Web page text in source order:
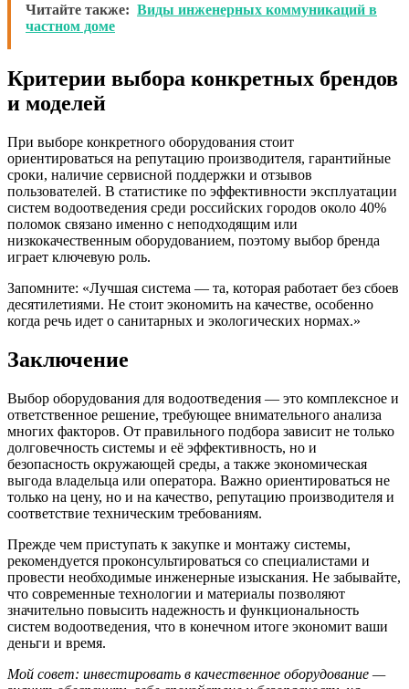
Читайте также: Виды инженерных коммуникаций в
частном доме
Критерии выбора конкретных брендов
и моделей
При выборе конкретного оборудования стоит
ориентироваться на репутацию производителя, гарантийные
сроки, наличие сервисной поддержки и отзывов
пользователей. В статистике по эффективности эксплуатации
систем водоотведения среди российских городов около 40%
поломок связано именно с неподходящим или
низкокачественным оборудованием, поэтому выбор бренда
играет ключевую роль.
Запомните: «Лучшая система — та, которая работает без сбоев
десятилетиями. Не стоит экономить на качестве, особенно
когда речь идет о санитарных и экологических нормах.»
Заключение
Выбор оборудования для водоотведения — это комплексное и
ответственное решение, требующее внимательного анализа
многих факторов. От правильного подбора зависит не только
долговечность системы и её эффективность, но и
безопасность окружающей среды, а также экономическая
выгода владельца или оператора. Важно ориентироваться не
только на цену, но и на качество, репутацию производителя и
соответствие техническим требованиям.
Прежде чем приступать к закупке и монтажу системы,
рекомендуется проконсультироваться со специалистами и
провести необходимые инженерные изыскания. Не забывайте,
что современные технологии и материалы позволяют
значительно повысить надежность и функциональность
систем водоотведения, что в конечном итоге экономит ваши
деньги и время.
Мой совет: инвестировать в качественное оборудование —